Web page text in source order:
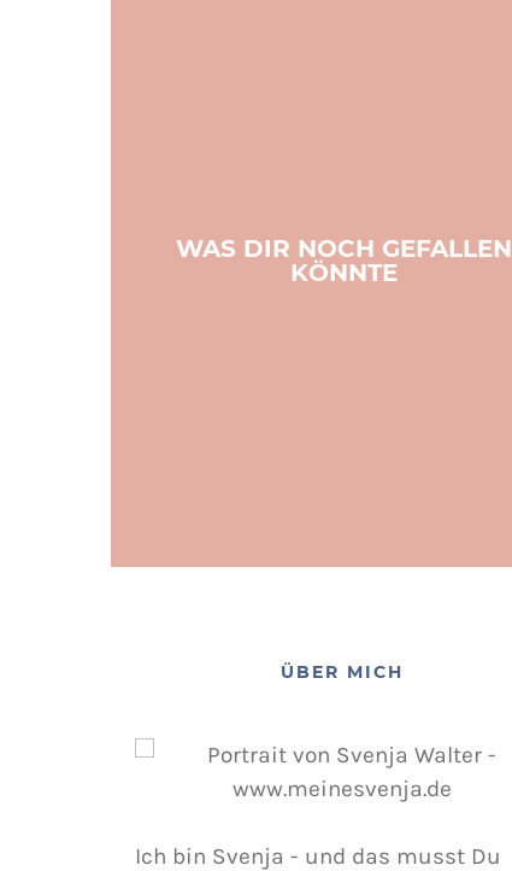
WAS DIR NOCH GEFALLEN
KÖNNTE
ÜBER MICH
Ich bin Svenja - und das musst Du